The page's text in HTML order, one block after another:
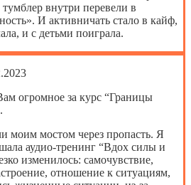
внутри перевели в
И активничать стало в кайф,
и с детьми поиграла.
огромное за курс “Границы
моим мостом через пропасть. Я
аудио-тренинг “Вдох силы и
изменилось: самочувствие,
отношение к ситуациям,